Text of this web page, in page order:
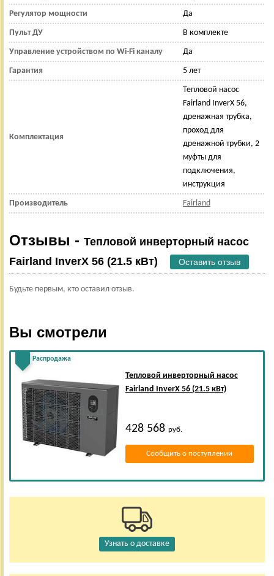
Регулятор мощности Да
Пульт ДУ В комплекте
Управление устройством по Wi-Fi каналу Да
Гарантия 5 лет
Комплектация
Тепловой насос
Fairland InverX 56,
дренажная трубка,
проход для
дренажной трубки, 2
муфты для
подключения,
инструкция
Производитель Fairland
Отзывы - Тепловой инверторный насос
Fairland InverX 56 (21.5 кВт)
Оставить отзыв
Будьте первым, кто оставил отзыв.
Вы смотрели
Распродажа
Тепловой инверторный насос
Fairland InverX 56 (21.5 кВт)
428 568 руб.
Сообщить о поступлении
Узнать о доставке